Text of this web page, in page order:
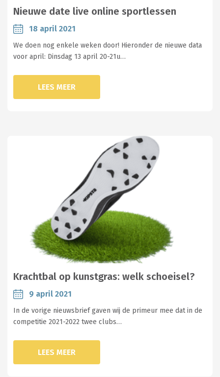
Nieuwe date live online sportlessen
18 april 2021
We doen nog enkele weken door! Hieronder de nieuwe data
voor april: Dinsdag 13 april 20-21u…
LEES MEER
Krachtbal op kunstgras: welk schoeisel?
9 april 2021
In de vorige nieuwsbrief gaven wij de primeur mee dat in de
competitie 2021-2022 twee clubs…
LEES MEER